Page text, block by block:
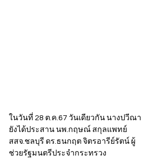
ในวันที่ 28 ต.ค.67 วันเดียวกัน นางปวีณา
ยังได้ประสาน นพ.กฤษณ์ สกุลแพทย์
สสจ.ชลบุรี ดร.ธนกฤต จิตรอารีย์รัตน์ ผู้
ช่วยรัฐมนตรีประจำกระทรวง